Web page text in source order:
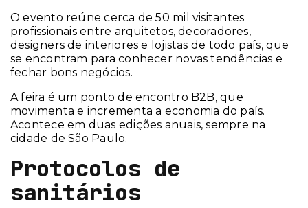
O evento reúne cerca de 50 mil visitantes
profissionais entre arquitetos, decoradores,
designers de interiores e lojistas de todo país, que
se encontram para conhecer novas tendências e
fechar bons negócios.
A feira é um ponto de encontro B2B, que
movimenta e incrementa a economia do país.
Acontece em duas edições anuais, sempre na
cidade de São Paulo.
Protocolos de
sanitários